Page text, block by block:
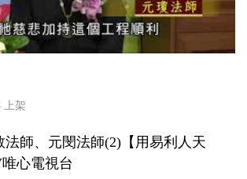
上架
法師、元閔法師(2)【用易利人天
心電視台